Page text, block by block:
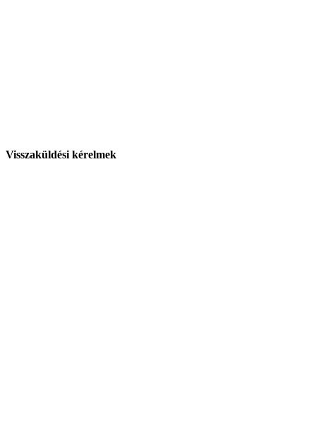
Visszaküldési kérelmek